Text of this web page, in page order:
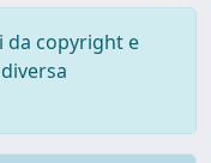
da copyright e